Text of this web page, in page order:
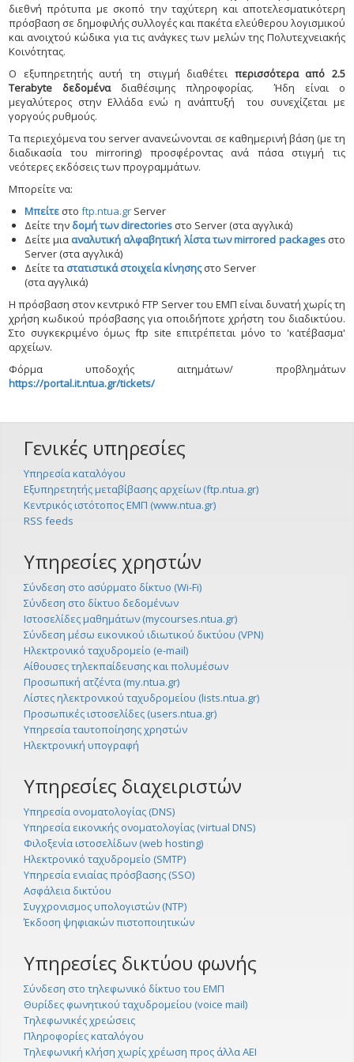
διεθνή πρότυπα με σκοπό την ταχύτερη και αποτελεσματικότερη
πρόσβαση σε δημοφιλής συλλογές και πακέτα ελεύθερου λογισμικού
και ανοιχτού κώδικα για τις ανάγκες των μελών της Πολυτεχνειακής
Κοινότητας.
Ο εξυπηρετητής αυτή τη στιγμή διαθέτει περισσότερα από 2.5
Terabyte δεδομέναδιαθέσιμης πληροφορίας. Ήδη είναι ο
μεγαλύτερος στην Ελλάδα ενώ η ανάπτυξή του συνεχίζεται με
γοργούς ρυθμούς.
Τα περιεχόμενα του server ανανεώνονται σε καθημερινή βάση (με τη
διαδικασία του mirroring) προσφέροντας ανά πάσα στιγμή τις
νεότερες εκδόσεις των προγραμμάτων.
Μπορείτε να:
Μπείτεστο ftp.ntua.gr Server
Δείτε την δομή των directoriesστο Server (στα αγγλικά)
Δείτε μια αναλυτική αλφαβητική λίστα των mirrored packagesστο
Server (στα αγγλικά)
Δείτε ταστατιστικά στοιχεία κίνησηςστο Server
(στα αγγλικά)
Η πρόσβαση στον κεντρικό FTP Server του ΕΜΠ είναι δυνατή χωρίς τη
χρήση κωδικού πρόσβασης για οποιδήποτε χρήστη του διαδικτύου.
Στο συγκεκριμένο όμως ftp site επιτρέπεται μόνο το 'κατέβασμα'
αρχείων.
Φόρμα υποδοχής αιτημάτων/ προβλημάτων
https://portal.it.ntua.gr/tickets/
Γενικές υπηρεσίες
Υπηρεσία καταλόγου
Εξυπηρετητής μεταβίβασης αρχείων (ftp.ntua.gr)
Κεντρικός ιστότοπος ΕΜΠ (www.ntua.gr)
RSS feeds
Υπηρεσίες χρηστών
Σύνδεση στο ασύρματο δίκτυο (Wi-Fi)
Σύνδεση στο δίκτυο δεδομένων
Ιστοσελίδες μαθημάτων (mycourses.ntua.gr)
Σύνδεση μέσω εικονικού ιδιωτικού δικτύου (VPN)
Ηλεκτρονικό ταχυδρομείο (e-mail)
Αίθουσες τηλεκπαίδευσης και πολυμέσων
Προσωπική ατζέντα (my.ntua.gr)
Λίστες ηλεκτρονικού ταχυδρομείου (lists.ntua.gr)
Προσωπικές ιστοσελίδες (users.ntua.gr)
Υπηρεσία ταυτοποίησης χρηστών
Ηλεκτρονική υπογραφή
Υπηρεσίες διαχειριστών
Υπηρεσία ονοματολογίας (DNS)
Υπηρεσία εικονικής ονοματολογίας (virtual DNS)
Φιλοξενία ιστοσελίδων (web hosting)
Ηλεκτρονικό ταχυδρομείο (SMTP)
Υπηρεσία ενιαίας πρόσβασης (SSO)
Ασφάλεια δικτύου
Συγχρονισμος υπολογιστών (NTP)
Έκδοση ψηφιακών πιστοποιητικών
Υπηρεσίες δικτύου φωνής
Σύνδεση στο τηλεφωνικό δίκτυο του ΕΜΠ
Θυρίδες φωνητικού ταχυδρομείου (voice mail)
Τηλεφωνικές χρεώσεις
Πληροφορίες καταλόγου
Τηλεφωνική κλήση χωρίς χρέωση προς άλλα ΑΕΙ